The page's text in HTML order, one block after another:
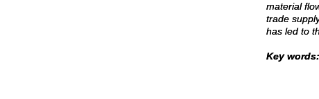
material
trade
has led to
Key words: